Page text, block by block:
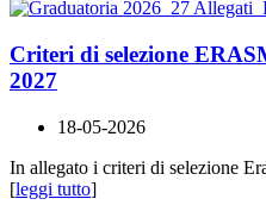
Criteri di selezione
2027
18-05-2026
In allegato i criteri di selezione
[leggi tutto]